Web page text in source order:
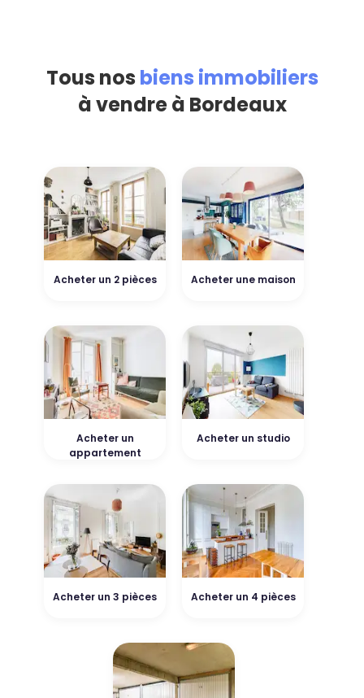
Tous nos biens immobiliers
à vendre à Bordeaux
Acheter un 2 pièces Acheter une maison
Acheter un
appartement
Acheter un studio
Acheter un 3 pièces Acheter un 4 pièces